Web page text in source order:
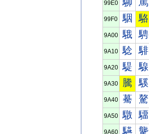
99E0
99F0 駰 駱
9A00 騀 騁
9A10 騐 騑
9A20 騠 騡
9A30 騰 騱
9A40 驀 驁
9A50 驐 驑
9A60 驠 驡